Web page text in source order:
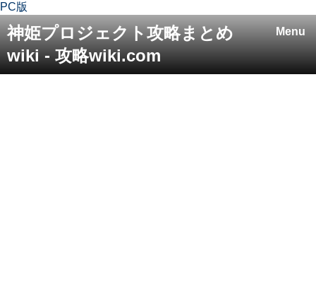
PC版
Menu
神姫プロジェクト攻略まとめ
wiki - 攻略wiki.com